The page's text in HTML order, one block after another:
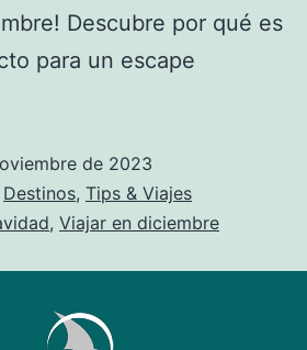
Descubre por qué es
para un escape
de 2023
Destinos, Tips & Viajes
, Viajar en diciembre